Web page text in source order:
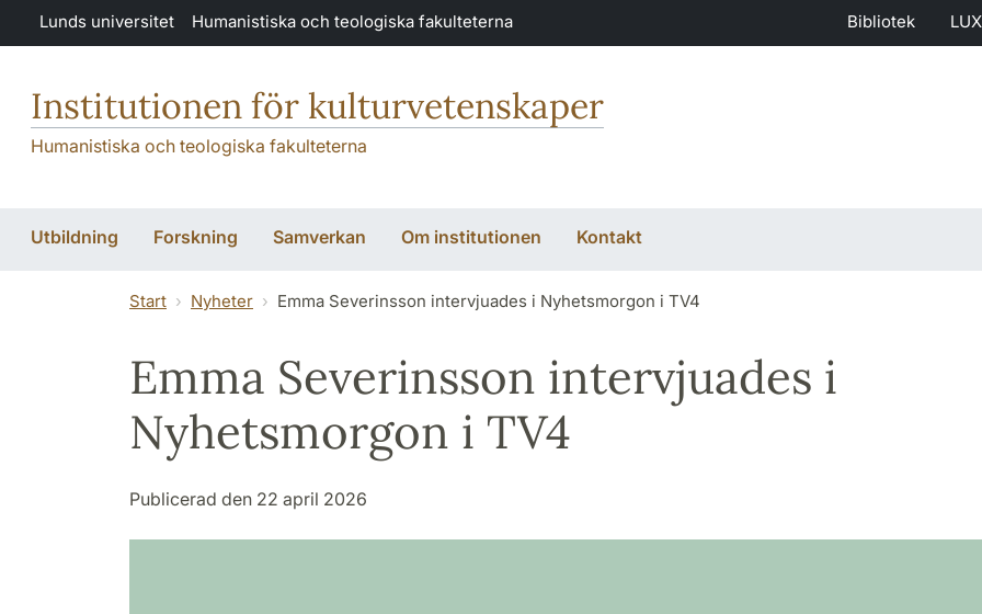
Hoppa till huvudinnehåll
Lunds universitet Humanistiska och teologiska fakulteterna Bibliotek LUX
Institutionen för kulturvetenskaper
Humanistiska och teologiska fakulteterna
Utbildning Forskning Samverkan Om institutionen Kontakt
Start Nyheter Emma Severinsson intervjuades i Nyhetsmorgon i TV4
Emma Severinsson intervjuades i
Nyhetsmorgon i TV4
Publicerad den 22 april 2026